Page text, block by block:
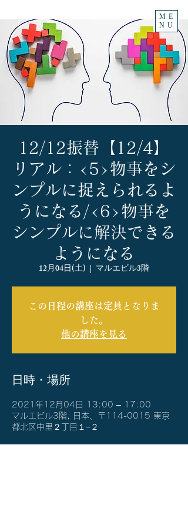
ME
NU
12/12振替【12/4】
リアル：<5>物事をシ
ンプルに捉えられるよ
うになる/<6>物事を
シンプルに解決できる
ようになる
12月04日(土)
  |
マルエビル3階
この日程の講座は定員となりま
した。
他の講座を見る
日時・場所
2021年12月04日 13:00 – 17:00
マルエビル3階, 日本、〒114-0015 東京
都北区中里２丁目１−２